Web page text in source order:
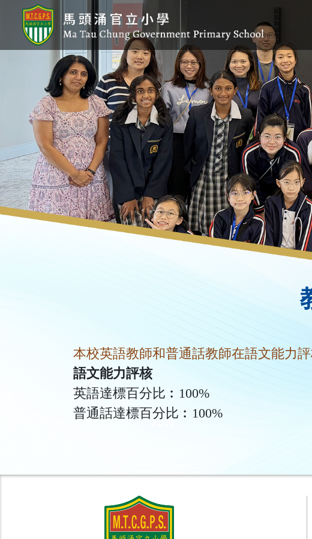
本校英語教師和普通話教師在語文能力評
語文能力評核
英語達標百分比︰100%
普通話達標百分比︰100%